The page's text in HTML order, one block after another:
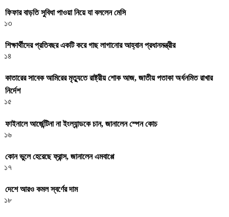
ফিফার বাড়তি সুবিধা পাওয়া নিয়ে যা বললেন মেসি
১৩
শিক্ষার্থীদের প্রতিবছর একটি করে গাছ লাগানোর আহ্বান প্রধানমন্ত্রীর
১৪
কাতারের সাবেক আমিরের মৃত্যুতে রাষ্ট্রীয় শোক আজ, জাতীয় পতাকা অর্ধনমিত রাখার
নির্দেশ
১৫
ফাইনালে আর্জেন্টিনা না ইংল্যান্ডকে চান, জানালেন স্পেন কোচ
১৬
কোন ভুলে হেরেছে ফ্রান্স, জানালেন এমবাপ্পে
১৭
দেশে আরও কমল স্বর্ণের দাম
১৮